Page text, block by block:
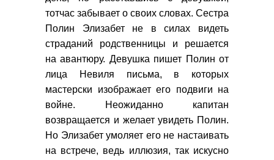
тотчас забывает о своих словах. Сестра
Полин Элизабет не в силах видеть
страданий родственницы и решается
на авантюру. Девушка пишет Полин от
лица Невиля письма, в которых
мастерски изображает его подвиги на
войне. Неожиданно капитан
возвращается и желает увидеть Полин.
Но Элизабет умоляет его не настаивать
на встрече, ведь иллюзия, так искусно